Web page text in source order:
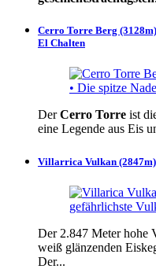
Cerro Torre Berg
El Chalten
DerCerro Torre ist
eine Legende aus Eis
Villarrica Vulkan (2847m)
Der 2.847 Meter hohe
weiß glänzenden
Der...